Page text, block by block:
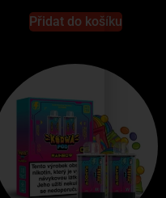
Přidat do košíku